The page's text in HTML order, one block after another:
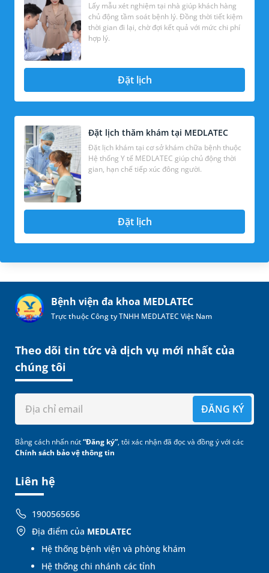
Lấy mẫu xét nghiệm tại nhà giúp khách hàng
chủ động tầm soát bệnh lý. Đồng thời tiết kiệm
thời gian đi lại, chờ đợi kết quả với mức chi phí
hợp lý.
Đặt lịch
Đặt lịch thăm khám tại MEDLATEC
Đặt lịch khám tại cơ sở khám chữa bệnh thuộc
Hệ thống Y tế MEDLATEC giúp chủ động thời
gian, hạn chế tiếp xúc đông người.
Đặt lịch
Bệnh viện đa khoa MEDLATEC
Trực thuộc Công ty TNHH MEDLATEC Việt Nam
Liên hệ
1900565656
Địa điểm của MEDLATEC
Hệ thống bệnh viện và phòng khám
Hệ thống chi nhánh các tỉnh
Theo dõi tin tức và dịch vụ mới nhất của
chúng tôi
ĐĂNG KÝ
Bằng cách nhấn nút“Đăng ký”, tôi xác nhận đã đọc và đồng ý với các
Chính sách bảo vệ thông tin